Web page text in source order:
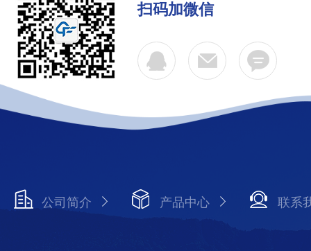
扫码加微信
公司简介 产品中心 联系